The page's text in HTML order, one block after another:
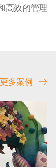
高效的管理
更多案例